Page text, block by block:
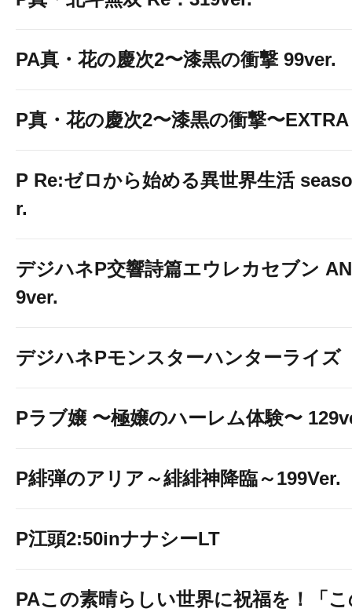
PA真・花の慶次2〜漆黒の衝撃 99ver.
P真・花の慶次2〜漆黒の衝撃〜
P Re:ゼロから始める異世界生活
r.
デジハネP交響詩篇エウレカセブン
9ver.
デジハネPモンスターハンターライズ
Pラブ嬢 〜極嬢のハーレム体験〜
P緋弾のアリア～緋緋神降臨～199Ver.
P江頭2:50inナナシーLT
PAこの素晴らしい世界に祝福を！「